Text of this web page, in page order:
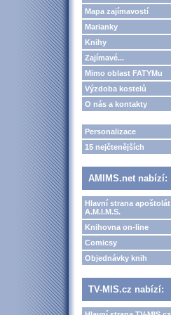
Mapa zajímavostí
Marianky
Knihy
Zajímavé...
Mimo oblast FATYMu
Výzdoba kostelů
O nás a kontakty
Personalizace
15 nejčtenějších
AMIMS.net nabízí:
Hlavní strana apoštolát
A.M.I.M.S.
Knihovna on-line
Comicsy
Objednávky knih
TV-MIS.cz nabízí: